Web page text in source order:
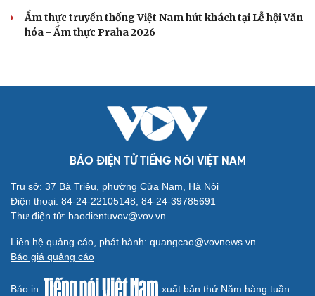
Ẩm thực truyền thống Việt Nam hút khách tại Lễ hội Văn
hóa - Ẩm thực Praha 2026
BÁO ĐIỆN TỬ TIẾNG NÓI VIỆT NAM
Trụ sở: 37 Bà Triệu, phường Cửa Nam, Hà Nội
Điện thoại: 84-24-22105148, 84-24-39785691
Thư điện tử: baodientuvov@vov.vn
Liên hệ quảng cáo, phát hành: quangcao@vovnews.vn
Báo giá quảng cáo
Báo in xuất bản thứ Năm hàng tuần